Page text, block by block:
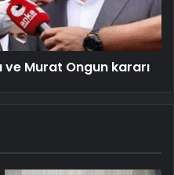
Murat Ongun kararı